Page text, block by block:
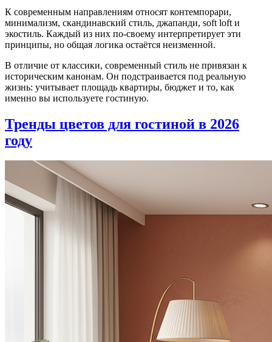
К современным направлениям относят контемпорари,
минимализм, скандинавский стиль, джапанди, soft loft и
экостиль. Каждый из них по-своему интерпретирует эти
принципы, но общая логика остаётся неизменной.
В отличие от классики, современный стиль не привязан к
историческим канонам. Он подстраивается под реальную
жизнь: учитывает площадь квартиры, бюджет и то, как
именно вы используете гостиную.
Тренды цветов для гостиной в 2026
году